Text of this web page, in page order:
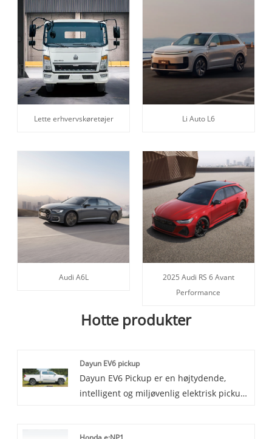
Lette erhvervskøretøjer Li Auto L6
Audi A6L
2025 Audi RS 6 Avant
Performance
Hotte produkter
Dayun EV6 pickup
Dayun EV6 Pickup er en højtydende,
intelligent og miljøvenlig elektrisk pickup-